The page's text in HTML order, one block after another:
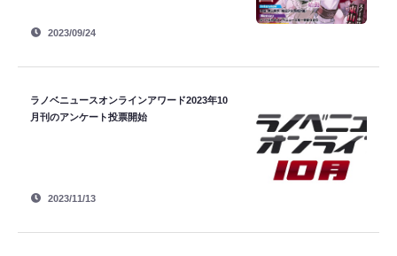
2023/09/24
ラノベニュースオンラインアワード2023年10
月刊のアンケート投票開始
2023/11/13